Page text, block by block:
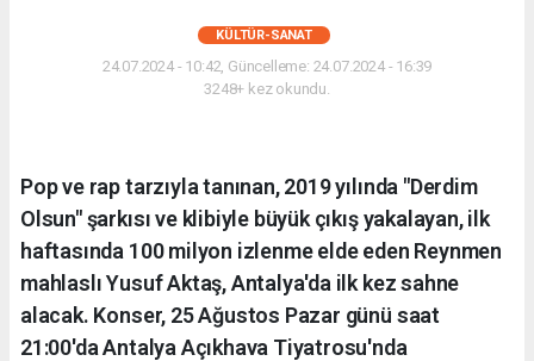
KÜLTÜR-SANAT
24.07.2024 - 10:42, Güncelleme: 24.07.2024 - 16:39
3248+ kez okundu.
Pop ve rap tarzıyla tanınan, 2019 yılında "Derdim
Olsun" şarkısı ve klibiyle büyük çıkış yakalayan, ilk
haftasında 100 milyon izlenme elde eden Reynmen
mahlaslı Yusuf Aktaş, Antalya'da ilk kez sahne
alacak. Konser, 25 Ağustos Pazar günü saat
21:00'da Antalya Açıkhava Tiyatrosu'nda